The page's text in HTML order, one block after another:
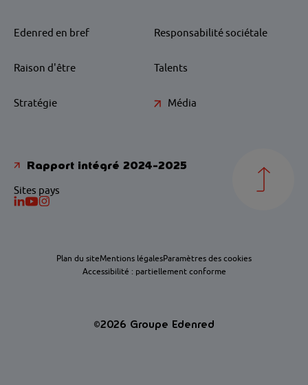
Edenred en bref Responsabilité sociétale
Raison d'être Talents
Stratégie Média
Rapport intégré 2024-2025
Sites pays
Plan du siteMentions légalesParamètres des cookies
Accessibilité : partiellement conforme
©2026 Groupe Edenred